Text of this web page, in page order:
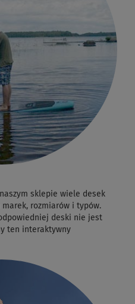
sklepie wiele desek
rozmiarów i typów.
deski nie jest
ten interaktywny